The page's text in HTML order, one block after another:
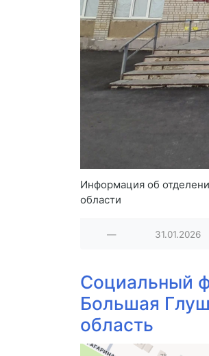
Информация об
области
— 31.01.2026
Социальный
Большая
область